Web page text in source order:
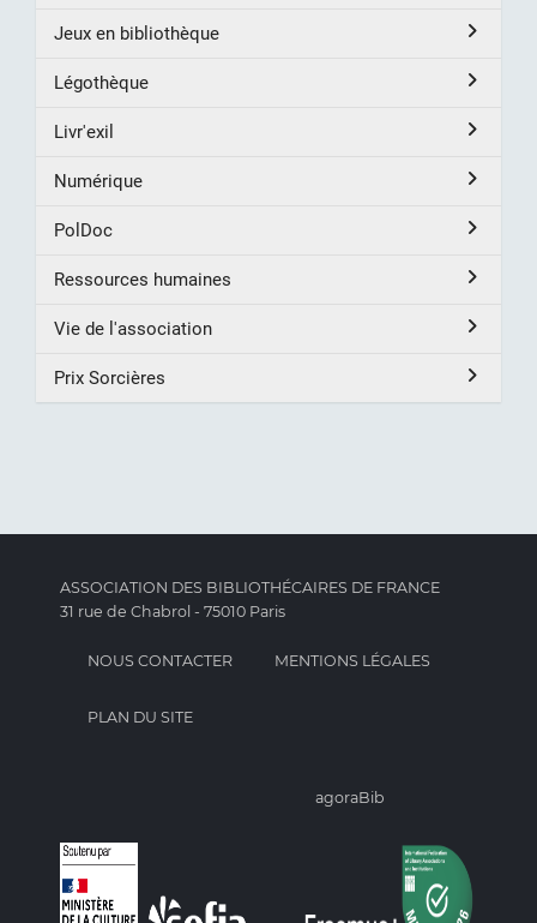
Jeux en bibliothèque
Légothèque
Livr'exil
Numérique
PolDoc
Ressources humaines
Vie de l'association
Prix Sorcières
ASSOCIATION DES BIBLIOTHÉCAIRES DE FRANCE
31 rue de Chabrol - 75010 Paris
NOUS CONTACTER MENTIONS LÉGALES
PLAN DU SITE
agoraBib